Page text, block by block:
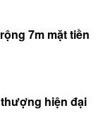
7m mặt tiền
hiện đại